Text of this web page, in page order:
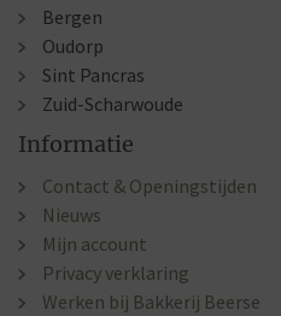
Bergen
Oudorp
Sint Pancras
Zuid-Scharwoude
Informatie
Contact & Openingstijden
Nieuws
Mijn account
Privacy verklaring
Werken bij Bakkerij Beerse